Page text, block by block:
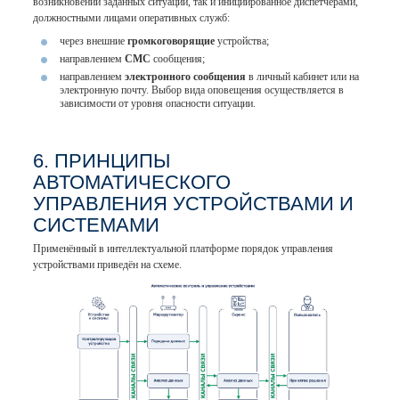
должностными лицами оперативных служб:
через внешние громкоговорящие устройства;
направлением СМС сообщения;
направлением электронного сообщения в личный кабинет или на
электронную почту. Выбор вида оповещения осуществляется в
зависимости от уровня опасности ситуации.
6. ПРИНЦИПЫ
АВТОМАТИЧЕСКОГО
УПРАВЛЕНИЯ УСТРОЙСТВАМИ И
СИСТЕМАМИ
Применённый в интеллектуальной платформе порядок управления
устройствами приведён на схеме.